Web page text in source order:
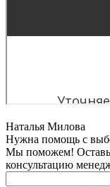
Наталья Милова
Нужна помощь с
Мы поможем!
консультацию